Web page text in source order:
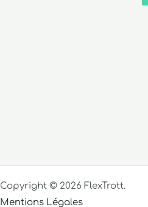
Copyright © 2026 FlexTrott.
Mentions Légales